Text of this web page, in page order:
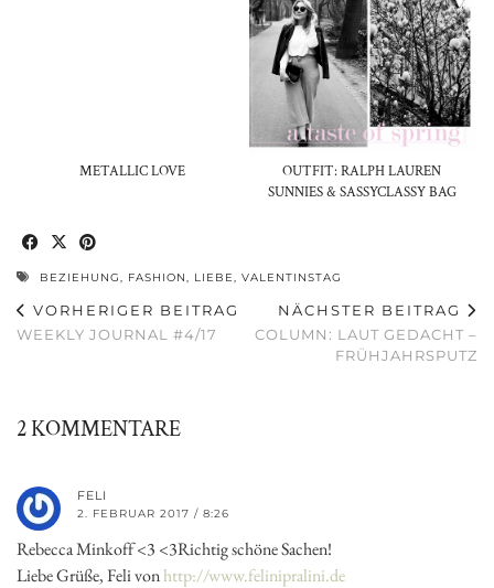
METALLIC LOVE
OUTFIT: RALPH LAUREN
SUNNIES & SASSYCLASSY BAG
BEZIEHUNG, FASHION, LIEBE, VALENTINSTAG
VORHERIGER BEITRAG
WEEKLY JOURNAL #4/17
NÄCHSTER BEITRAG
COLUMN: LAUT GEDACHT –
FRÜHJAHRSPUTZ
2 KOMMENTARE
FELI
2. FEBRUAR 2017 / 8:26
Rebecca Minkoff <3 <3Richtig schöne Sachen!
Liebe Grüße, Feli vonhttp://www.felinipralini.de